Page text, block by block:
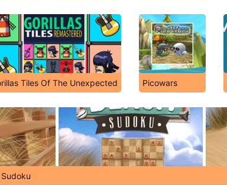
Tiles Of The Unexpected Picowars